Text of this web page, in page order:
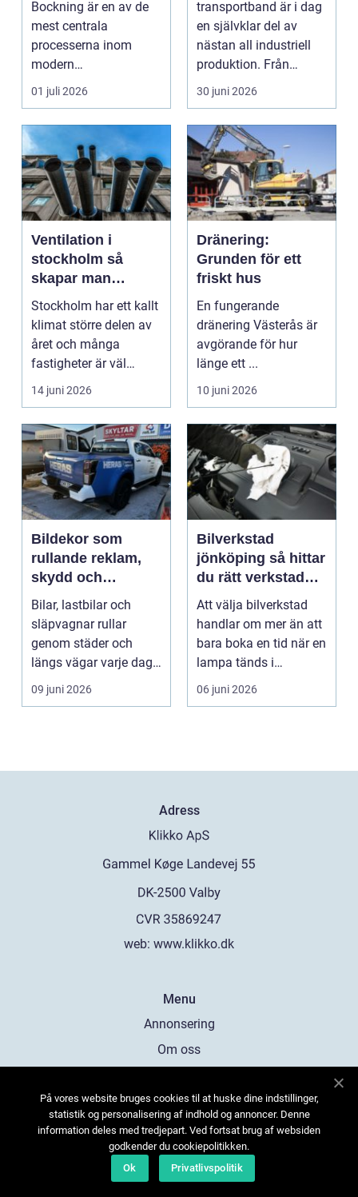
Bockning är en av de
mest centrala
processerna inom
modern
plåtbearbetning. I en
industriregion som ...
01 juli 2026
transportband är i dag
en självklar del av
nästan all industriell
produktion. Från
stenbrott och åte...
30 juni 2026
Ventilation i
stockholm så
skapar man
hälsosam och
energieffektiv
inomhusluft
Stockholm har ett kallt
klimat större delen av
året och många
fastigheter är väl
isolerade för att s...
14 juni 2026
Dränering:
Grunden för ett
friskt hus
En fungerande
dränering Västerås är
avgörande för hur
länge ett ...
10 juni 2026
Bildekor som
rullande reklam,
skydd och
personlig stil
Bilar, lastbilar och
släpvagnar rullar
genom städer och
längs vägar varje dag.
De passerar
tusentals...
09 juni 2026
Bilverkstad
jönköping så hittar
du rätt verkstad
för din bil
Att välja bilverkstad
handlar om mer än att
bara boka en tid när en
lampa tänds i
instrumentpanelen....
06 juni 2026
Adress
web: www.klikko.dk
Menu
Annonsering
Om oss
Kontakta oss
Sitemap
På vores website bruges cookies til at huske dine indstillinger,
statistik og personalisering af indhold og annoncer. Denne
information deles med tredjepart. Ved fortsat brug af websiden
godkender du cookiepolitikken.
Ok
Privatlivspolitik